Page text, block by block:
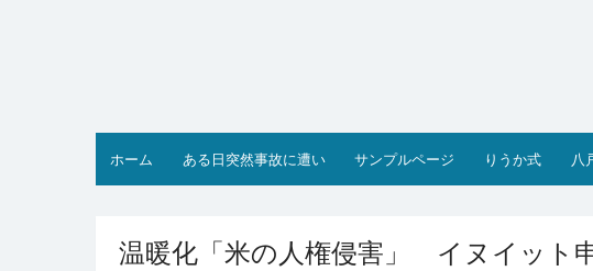
ホーム ある日突然事故に遭い サンプルページ りうか式 八
温暖化「米の人権侵害」 イヌイット